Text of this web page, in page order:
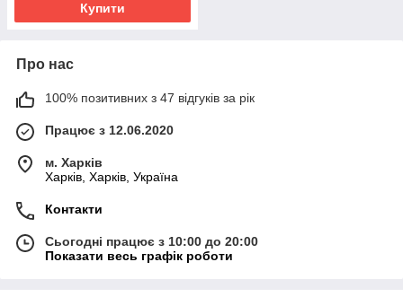
Купити
Про нас
100% позитивних з 47 відгуків за рік
Працює з 12.06.2020
м. Харків
Харків, Харків, Україна
Контакти
Сьогодні працює з 10:00 до 20:00
Показати весь графік роботи